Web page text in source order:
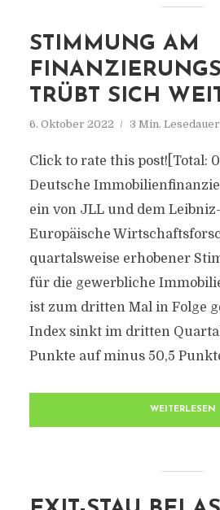
STIMMUNG AM
TRÜBT SICH
6. Oktober 2022 3 Min. Lesedauer
Click to rate this post![Total:
Deutsche
ein von JLL und dem
Europäische
quartalsweise erhobener
für die gewerbliche
ist zum dritten Mal in Folge
Index sinkt im dritten
Punkte auf minus 50,5
WEITERLESEN